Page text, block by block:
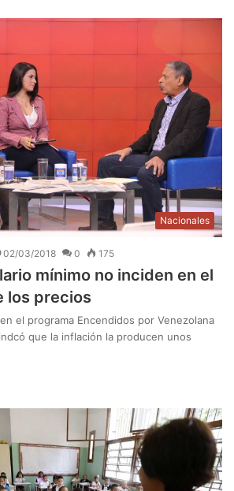
Nacionales
02/03/2018 0 175
mínimo no inciden en el
los precios
el programa Encendidos por Venezolana
que la inflación la producen unos